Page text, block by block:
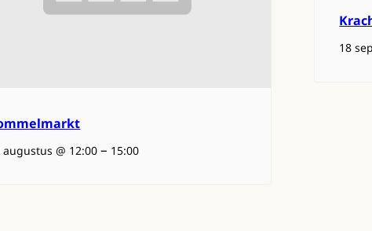
augustus @ 12:00 – 15:00
18